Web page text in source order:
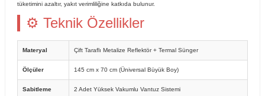
tüketimini azaltır, yakıt verimliliğine katkıda bulunur.
⚙ Teknik Özellikler
Materyal Çift Taraflı Metalize Reflektör + Termal Sünger
Ölçüler 145 cm x 70 cm (Üniversal Büyük Boy)
Sabitleme 2 Adet Yüksek Vakumlu Vantuz Sistemi